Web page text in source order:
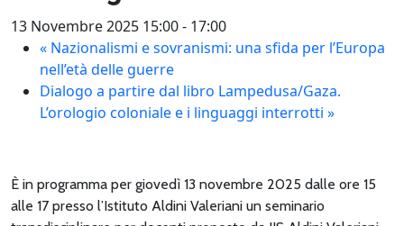
13 Novembre 2025 15:00- 17:00
« Nazionalismi e sovranismi: una sfida per l’Europa
nell’età delle guerre
Dialogo a partire dal libro Lampedusa/Gaza.
L’orologio coloniale e i linguaggi interrotti »
È in programma per giovedì 13 novembre 2025 dalle ore 15
alle 17 presso l’Istituto Aldini Valeriani un seminario